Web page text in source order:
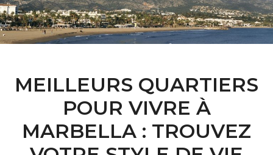
MEILLEURS QUARTIERS
POUR VIVRE À
MARBELLA : TROUVEZ